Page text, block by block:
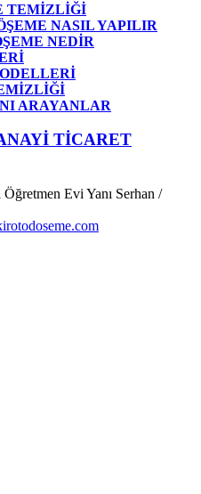
TEMİZLİĞİ
NASIL YAPILIR
NEDİR
ARAYANLAR
TİCARET
Evi Yanı Serhan /